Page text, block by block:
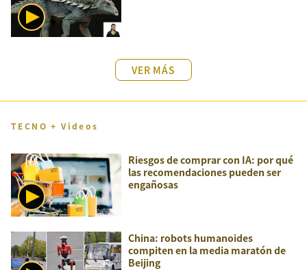
VER MÁS
TECNO + Videos
Riesgos de comprar con IA: por qué
las recomendaciones pueden ser
engañosas
China: robots humanoides
compiten en la media maratón de
Beijing